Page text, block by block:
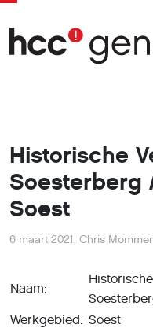
Historische
Soesterberg
Soest
6 maart 2021, Chris
Naam:
Werkgebied: Soest